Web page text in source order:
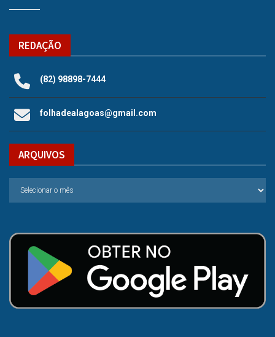
REDAÇÃO
(82) 98898-7444
folhadealagoas@gmail.com
ARQUIVOS